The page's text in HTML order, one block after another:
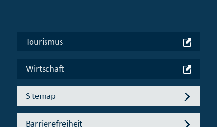
Tourismus
Wirtschaft
Sitemap
Barrierefreiheit